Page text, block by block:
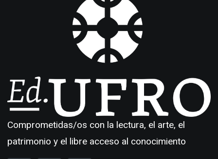
Comprometidas/os con la lectura, el arte, el
patrimonio y el libre acceso al conocimiento